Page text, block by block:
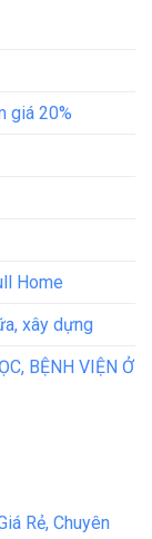
giá 20%
Home
xây dựng
BỆNH VIỆN Ở
Rẻ, Chuyên